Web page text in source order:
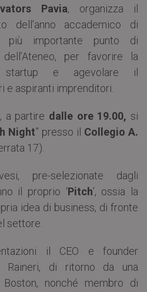
Pavia, organizza il
dell’anno accademico di
il più importante punto di
dell’Ateneo, per favorire la
e agevolare il
e aspiranti imprenditori.
, a partire dalle ore 19.00, si
Night” presso il Collegio A.
17).
pre-selezionate dagli
il proprio ‘Pitch’, ossia la
idea di business, di fronte
settore.
il CEO e founder
Raineri, di ritorno da una
nonché membro di